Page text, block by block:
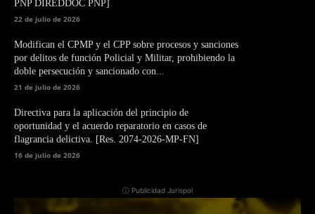
PNP DIREDDOC PNP]
22 de julio de 2026
Modifican el CPMP y el CPP sobre procesos y sanciones
por delitos de función Policial y Militar, prohibiendo la
doble persecución y sancionado con...
21 de julio de 2026
Directiva para la aplicación del principio de
oportunidad y el acuerdo reparatorio en casos de
flagrancia delictiva. [Res. 2074-2026-MP-FN]
16 de julio de 2026
ⓘ Publicidad Jurispol